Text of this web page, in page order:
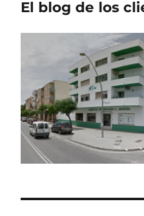
El blog de los